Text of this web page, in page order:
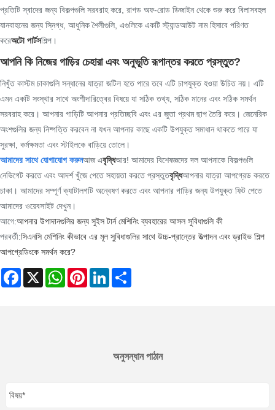
প্রতিটি স্বাদের জন্য বিকল্পগুলি সরবরাহ করে, রাগড অফ-রোড ডিজাইন থেকে শুরু করে বিলাসবহুল
যানবাহনের জন্য স্নিগ্ধ, আধুনিক শৈলীগুলি, এগুলিকে একটি স্ট্যান্ডআউট নাম হিসাবে পরিণত
করেঅটো পার্টসশিল্প।
আপনি কি নিজের গাড়ির চেহারা এবং অনুভূতি রূপান্তর করতে প্রস্তুত?
নিখুঁত কাস্টম চাকাগুলি সন্ধানের যাত্রা জটিল হতে পারে তবে এটি চাপযুক্ত হওয়া উচিত নয়। এটি
এমন একটি সংস্থার সাথে অংশীদারিত্বের বিষয়ে যা সঠিক তথ্য, সঠিক মানের এবং সঠিক সমর্থন
সরবরাহ করে। আপনার গাড়িটি আপনার প্রতিচ্ছবি এবং এর জুতা প্রথম ছাপ তৈরি করে। জেনেরিক
অংশগুলির জন্য নিষ্পত্তি করবেন না যখন আপনার কাছে একটি উপযুক্ত সমাধান থাকতে পারে যা
সুরক্ষা, কর্মক্ষমতা এবং স্টাইলকে বাড়িয়ে তোলে।
আমাদের সাথে যোগাযোগ করুনআজ এবৃদ্ধিআর! আমাদের বিশেষজ্ঞদের দল আপনাকে বিকল্পগুলি
নেভিগেট করতে এবং আদর্শ খুঁজে পেতে সহায়তা করতে প্রস্তুতবৃদ্ধিআপনার যাত্রা আপগ্রেড করতে
চাকা। আমাদের সম্পূর্ণ ক্যাটালগটি অন্বেষণ করতে এবং আপনার গাড়ির জন্য উপযুক্ত ফিট পেতে
আমাদের ওয়েবসাইট দেখুন।
আগে:আপনার উপাদানগুলির জন্য সুইস টার্ন মেশিনিং ব্যবহারের আসল সুবিধাগুলি কী
পরবর্তী:সিএনসি মেশিনিং কীভাবে এর মূল সুবিধাগুলির সাথে উচ্চ-প্রান্তের উত্পাদন এবং ড্রাইভ শিল্প
আপগ্রেডিংকে সমর্থন করে?
Facebook
X WhatsAppPinterestLinkedIn
অনুসন্ধান পাঠান